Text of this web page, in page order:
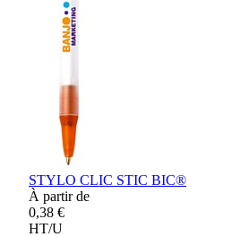
STYLO CLIC STIC BIC®
À partir de
0,38 €
HT/U